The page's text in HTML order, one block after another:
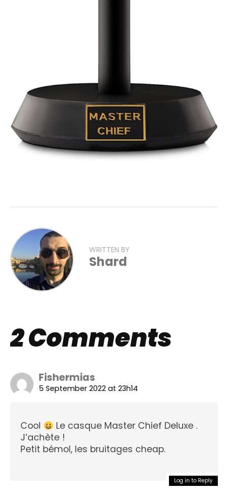
WRITTEN BY
Shard
2 Comments
Fishermias
5 September 2022 at 23h14
Cool
Le casque Master Chief Deluxe .
J’achète !
Petit bémol, les bruitages cheap.
Log in to Reply